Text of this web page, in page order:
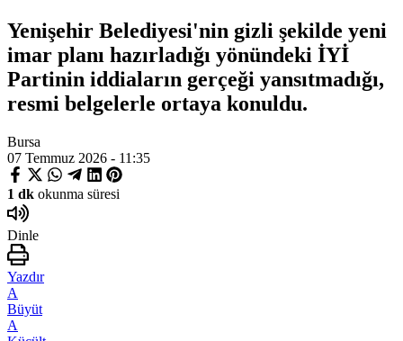
Yenişehir Belediyesi'nin gizli şekilde yeni
imar planı hazırladığı yönündeki İYİ
Partinin iddiaların gerçeği yansıtmadığı,
resmi belgelerle ortaya konuldu.
Bursa
07 Temmuz 2026 - 11:35
1 dk okunma süresi
Dinle
Yazdır
A
Büyüt
A